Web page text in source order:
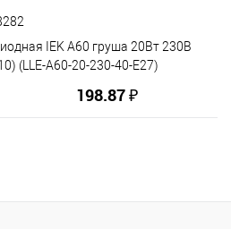
IEK A60 груша 20Вт 230В
(LLE-A60-20-230-40-E27)
198.87 ₽